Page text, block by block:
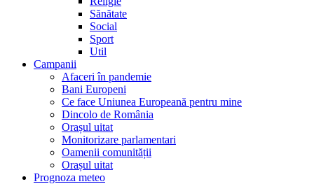
Sănătate
Social
Sport
Util
Campanii
Afaceri în pandemie
Bani Europeni
Ce face Uniunea Europeană pentru mine
Dincolo de România
Orașul uitat
Monitorizare parlamentari
Oamenii comunității
Orașul uitat
Prognoza meteo